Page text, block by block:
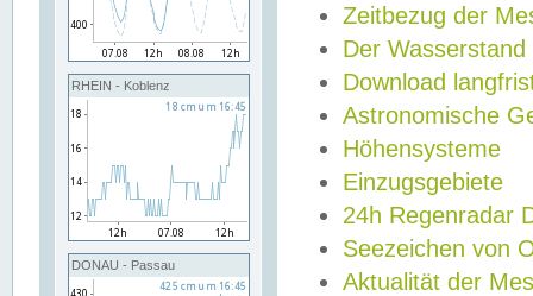
RHEIN - Koblenz
DONAU - Passau
Zeitbezug der
Der Wasserstand
Download
Astronomische
Höhensysteme
Einzugsgebiete
24h Regenradar
Seezeichen von
Aktualität der